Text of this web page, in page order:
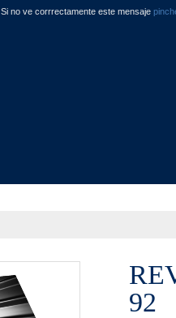
Si no ve corrrectamente este mensaje
92